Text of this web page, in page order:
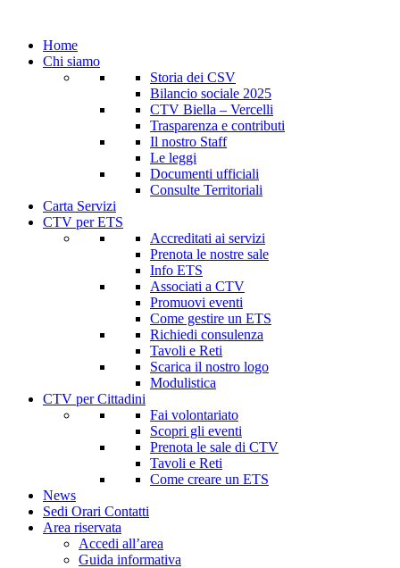
Home
Chi siamo
Storia dei CSV
Bilancio sociale 2025
CTV Biella – Vercelli
Trasparenza e contributi
Il nostro Staff
Le leggi
Documenti ufficiali
Consulte Territoriali
Carta Servizi
CTV per ETS
Accreditati ai servizi
Prenota le nostre sale
Info ETS
Associati a CTV
Promuovi eventi
Come gestire un ETS
Richiedi consulenza
Tavoli e Reti
Scarica il nostro logo
Modulistica
CTV per Cittadini
Fai volontariato
Scopri gli eventi
Prenota le sale di CTV
Tavoli e Reti
Come creare un ETS
News
Sedi Orari Contatti
Area riservata
Accedi all’area
Guida informativa